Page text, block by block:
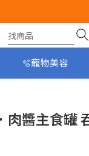
🫧寵物美容
肉醬主食罐